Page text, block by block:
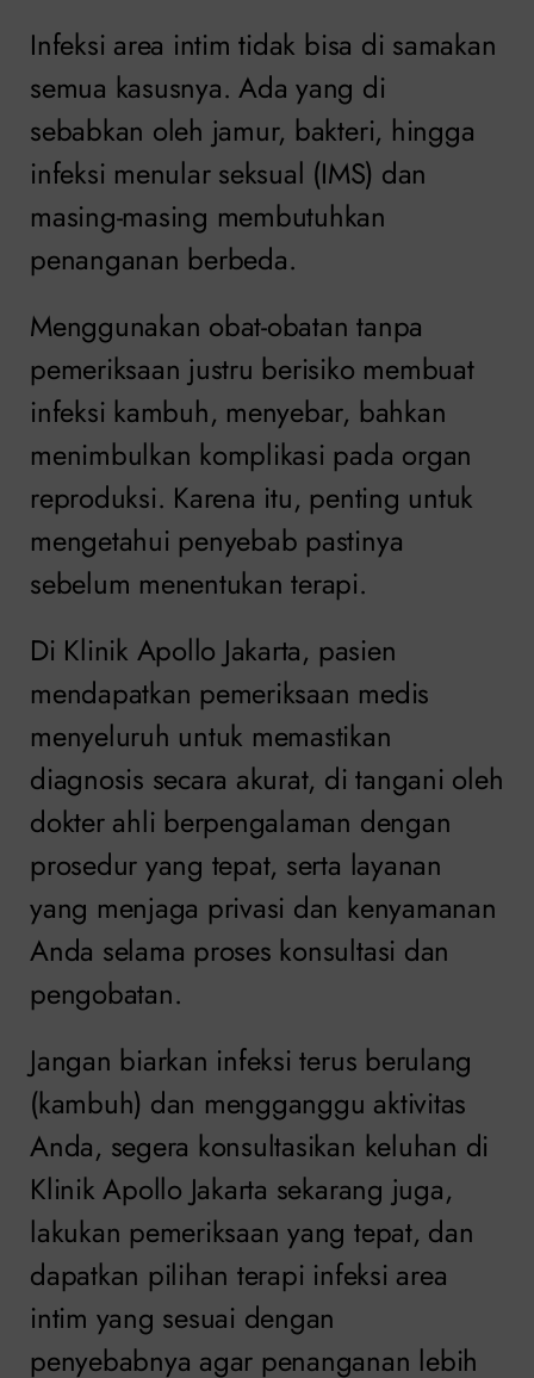
Infeksi area intim tidak bisa di samakan
semua kasusnya. Ada yang di
sebabkan oleh jamur, bakteri, hingga
infeksi menular seksual (IMS) dan
masing-masing membutuhkan
penanganan berbeda.
Menggunakan obat-obatan tanpa
pemeriksaan justru berisiko membuat
infeksi kambuh, menyebar, bahkan
menimbulkan komplikasi pada organ
reproduksi. Karena itu, penting untuk
mengetahui penyebab pastinya
sebelum menentukan terapi.
Di Klinik Apollo Jakarta, pasien
mendapatkan pemeriksaan medis
menyeluruh untuk memastikan
diagnosis secara akurat, di tangani oleh
dokter ahli berpengalaman dengan
prosedur yang tepat, serta layanan
yang menjaga privasi dan kenyamanan
Anda selama proses konsultasi dan
pengobatan.
Jangan biarkan infeksi terus berulang
(kambuh) dan mengganggu aktivitas
Anda, segera konsultasikan keluhan di
Klinik Apollo Jakarta sekarang juga,
lakukan pemeriksaan yang tepat, dan
dapatkan pilihan terapi infeksi area
intim yang sesuai dengan
penyebabnya agar penanganan lebih